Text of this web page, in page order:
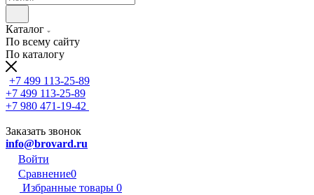
Каталог
По всему сайту
По каталогу
+7 499 113-25-89
+7 499 113-25-89
+7 980 471-19-42
Заказать звонок
info@brovard.ru
Войти
Сравнение0
Избранные товары 0